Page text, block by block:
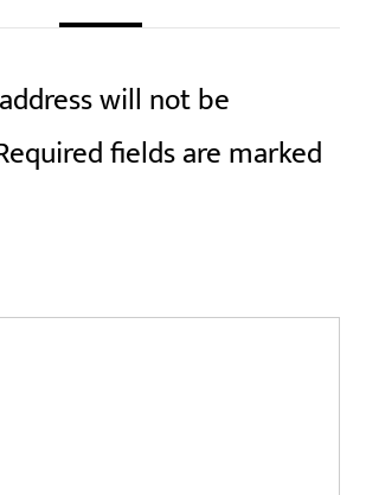
will not be
fields are marked